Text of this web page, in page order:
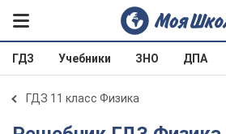
ГДЗ Учебники ЗНО ДПА
ГДЗ 11 класс Физика